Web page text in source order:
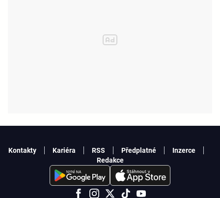
Kontakty Kariéra RSS Předplatné
Inzerce
Redakce